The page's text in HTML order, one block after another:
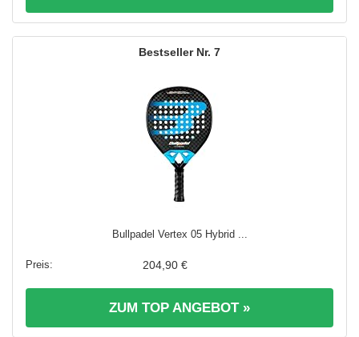
7
Bullpadel Vertex 05 Hybrid ...
204,90 €
ZUM TOP ANGEBOT »